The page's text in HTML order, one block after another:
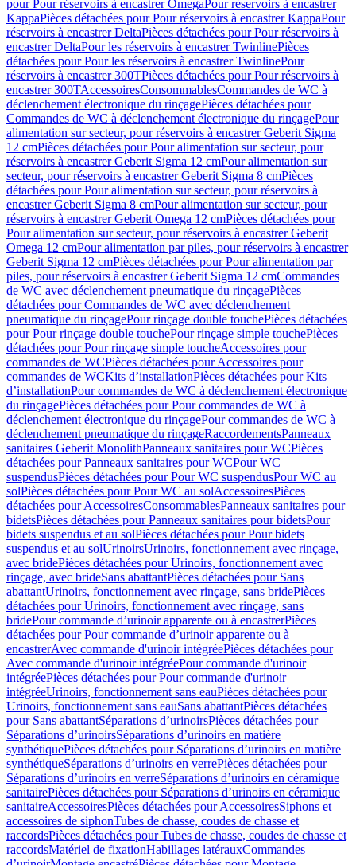
pour Pour réservoirs à encastrer OmegaPour réservoirs à encastrer
KappaPièces détachées pour Pour réservoirs à encastrer KappaPour
réservoirs à encastrer DeltaPièces détachées pour Pour réservoirs à
encastrer DeltaPour les réservoirs à encastrer TwinlinePièces
détachées pour Pour les réservoirs à encastrer TwinlinePour
réservoirs à encastrer 300TPièces détachées pour Pour réservoirs à
encastrer 300TAccessoiresConsommablesCommandes de WC à
déclenchement électronique du rinçagePièces détachées pour
Commandes de WC à déclenchement électronique du rinçagePour
alimentation sur secteur, pour réservoirs à encastrer Geberit Sigma
12 cmPièces détachées pour Pour alimentation sur secteur, pour
réservoirs à encastrer Geberit Sigma 12 cmPour alimentation sur
secteur, pour réservoirs à encastrer Geberit Sigma 8 cmPièces
détachées pour Pour alimentation sur secteur, pour réservoirs à
encastrer Geberit Sigma 8 cmPour alimentation sur secteur, pour
réservoirs à encastrer Geberit Omega 12 cmPièces détachées pour
Pour alimentation sur secteur, pour réservoirs à encastrer Geberit
Omega 12 cmPour alimentation par piles, pour réservoirs à encastrer
Geberit Sigma 12 cmPièces détachées pour Pour alimentation par
piles, pour réservoirs à encastrer Geberit Sigma 12 cmCommandes
de WC avec déclenchement pneumatique du rinçagePièces
détachées pour Commandes de WC avec déclenchement
pneumatique du rinçagePour rinçage double touchePièces détachées
pour Pour rinçage double touchePour rinçage simple touchePièces
détachées pour Pour rinçage simple toucheAccessoires pour
commandes de WCPièces détachées pour Accessoires pour
commandes de WCKits d’installationPièces détachées pour Kits
d’installationPour commandes de WC à déclenchement électronique
du rinçagePièces détachées pour Pour commandes de WC à
déclenchement électronique du rinçagePour commandes de WC à
déclenchement pneumatique du rinçageRaccordementsPanneaux
sanitaires Geberit MonolithPanneaux sanitaires pour WCPièces
détachées pour Panneaux sanitaires pour WCPour WC
suspendusPièces détachées pour Pour WC suspendusPour WC au
solPièces détachées pour Pour WC au solAccessoiresPièces
détachées pour AccessoiresConsommablesPanneaux sanitaires pour
bidetsPièces détachées pour Panneaux sanitaires pour bidetsPour
bidets suspendus et au solPièces détachées pour Pour bidets
suspendus et au solUrinoirsUrinoirs, fonctionnement avec rinçage,
avec bridePièces détachées pour Urinoirs, fonctionnement avec
rinçage, avec brideSans abattantPièces détachées pour Sans
abattantUrinoirs, fonctionnement avec rinçage, sans bridePièces
détachées pour Urinoirs, fonctionnement avec rinçage, sans
bridePour commande d’urinoir apparente ou à encastrerPièces
détachées pour Pour commande d’urinoir apparente ou à
encastrerAvec commande d'urinoir intégréePièces détachées pour
Avec commande d'urinoir intégréePour commande d'urinoir
intégréePièces détachées pour Pour commande d'urinoir
intégréeUrinoirs, fonctionnement sans eauPièces détachées pour
Urinoirs, fonctionnement sans eauSans abattantPièces détachées
pour Sans abattantSéparations d’urinoirsPièces détachées pour
Séparations d’urinoirsSéparations d’urinoirs en matière
synthétiquePièces détachées pour Séparations d’urinoirs en matière
synthétiqueSéparations d’urinoirs en verrePièces détachées pour
Séparations d’urinoirs en verreSéparations d’urinoirs en céramique
sanitairePièces détachées pour Séparations d’urinoirs en céramique
sanitaireAccessoiresPièces détachées pour AccessoiresSiphons et
accessoires de siphonTubes de chasse, coudes de chasse et
raccordsPièces détachées pour Tubes de chasse, coudes de chasse et
raccordsMatériel de fixationHabillages latérauxCommandes